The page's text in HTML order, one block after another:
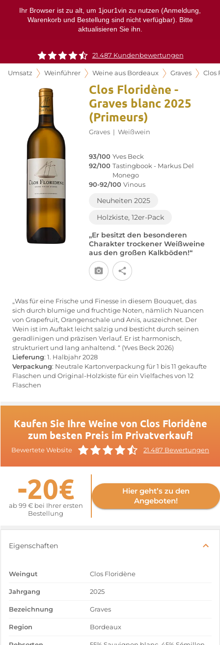
Ihr Browser ist zu alt, um 1jour1vin zu nutzen (Anmeldung,
Warenkorb und Bestellung sind nicht verfügbar). Bitte
aktualisieren Sie ihn.
21.487 Kundenbewertungen
Umsatz Weinführer Weine aus Bordeaux Graves Clos
Clos Floridène -
Graves blanc 2025
(Primeurs)
Graves | Weißwein
93/100 Yves Beck
92/100 Tastingbook - Markus Del
Monego
90-92/100 Vinous
Neuheiten 2025
Holzkiste, 12er-Pack
„Er besitzt den besonderen
Charakter trockener Weißweine
aus den großen Kalkböden!“
„Was für eine Frische und Finesse in diesem Bouquet, das
sich durch blumige und fruchtige Noten, nämlich Nuancen
von Grapefruit, Orangenschale und Anis, auszeichnet. Der
Wein ist im Auftakt leicht salzig und besticht durch seinen
geradlinigen und präzisen Verlauf. Er ist harmonisch,
strukturiert und lang anhaltend. “ (Yves Beck 2026)
Lieferung: 1. Halbjahr 2028
Verpackung: Neutrale Kartonverpackung für 1 bis 11 gekaufte
Flaschen und Original-Holzkiste für ein Vielfaches von 12
Flaschen
Kaufen Sie Ihre Weine von Clos Floridène
zum besten Preis im Privatverkauf!
Bewertete Website 21.487 Bewertungen
-20€
ab 99 € bei Ihrer ersten
Bestellung
Hier geht’s zu den
Angeboten!
Eigenschaften
Weingut Clos Floridène
Jahrgang 2025
Bezeichnung Graves
Region Bordeaux